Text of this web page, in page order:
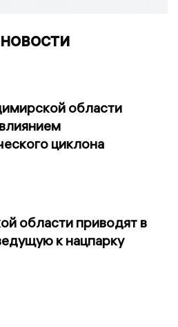
области
циклона
области приводят в
к нацпарку